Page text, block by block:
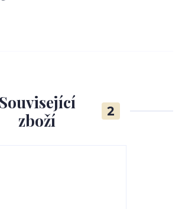
Související
zboží
2